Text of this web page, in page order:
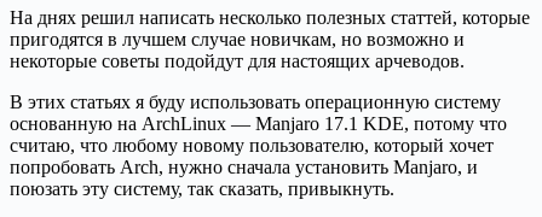
На днях решил написать несколько полезных статтей, которые
пригодятся в лучшем случае новичкам, но возможно и
некоторые советы подойдут для настоящих арчеводов.
В этих статьях я буду использовать операционную систему
основанную на ArchLinux — Manjaro 17.1 KDE, потому что
считаю, что любому новому пользователю, который хочет
попробовать Arch, нужно сначала установить Manjaro, и
поюзать эту систему, так сказать, привыкнуть.